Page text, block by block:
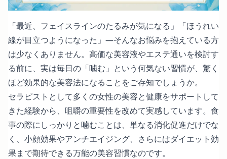
「最近、フェイスラインのたるみが気になる」「ほうれい
線が目立つようになった」—そんなお悩みを抱えている方
は少なくありません。高価な美容液やエステ通いを検討す
る前に、実は毎日の「噛む」という何気ない習慣が、驚く
ほど効果的な美容法になることをご存知でしょうか。
セラピストとして多くの女性の美容と健康をサポートして
きた経験から、咀嚼の重要性を改めて実感しています。食
事の際にしっかりと噛むことは、単なる消化促進だけでな
く、小顔効果やアンチエイジング、さらにはダイエット効
果まで期待できる万能の美容習慣なのです。